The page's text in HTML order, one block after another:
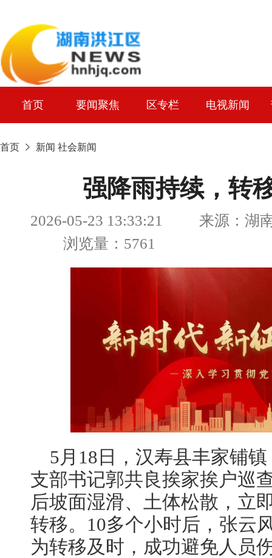
首页 要闻聚焦 区专栏 电视新闻
首页 新闻 社会新闻
强降雨持续，转
2026-05-23 13:33:21 来源：湖南
浏览量：5761
5月18日，汉寿县丰家铺
支部书记郭共良挨家挨户巡
后坡面湿滑、土体松散，立
转移。10多个小时后，张云
为转移及时，成功避免人员